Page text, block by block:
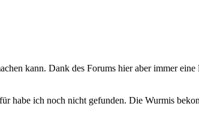
kann. Dank des Forums hier aber immer
ich noch nicht gefunden. Die Wurmis